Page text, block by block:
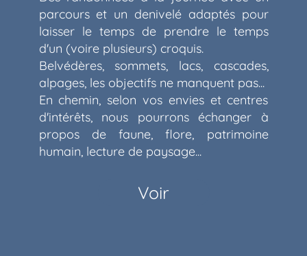
parcours et un denivelé adaptés pour
laisser le temps de prendre le temps
d'un (voire plusieurs) croquis.
Belvédères, sommets, lacs, cascades,
alpages, les objectifs ne manquent pas...
En chemin, selon vos envies et centres
d'intérêts, nous pourrons échanger à
propos de faune, flore, patrimoine
humain, lecture de paysage...
Voir